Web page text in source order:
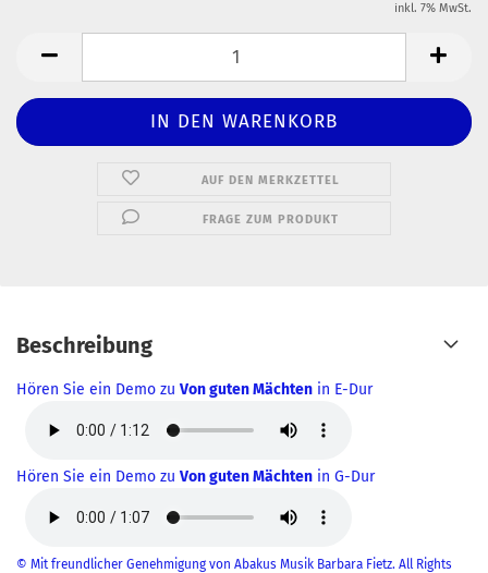
inkl. 7% MwSt.
AUF DEN MERKZETTEL
FRAGE ZUM PRODUKT
Beschreibung
Hören Sie ein Demo zu Von guten Mächten in E-Dur
Hören Sie ein Demo zu Von guten Mächten in G-Dur
© Mit freundlicher Genehmigung von Abakus Musik Barbara Fietz. All Rights